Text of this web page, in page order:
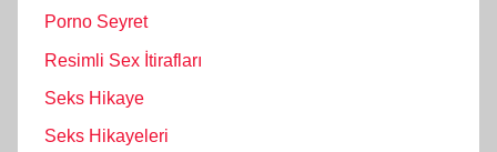
Porno Seyret
Resimli Sex İtirafları
Seks Hikaye
Seks Hikayeleri